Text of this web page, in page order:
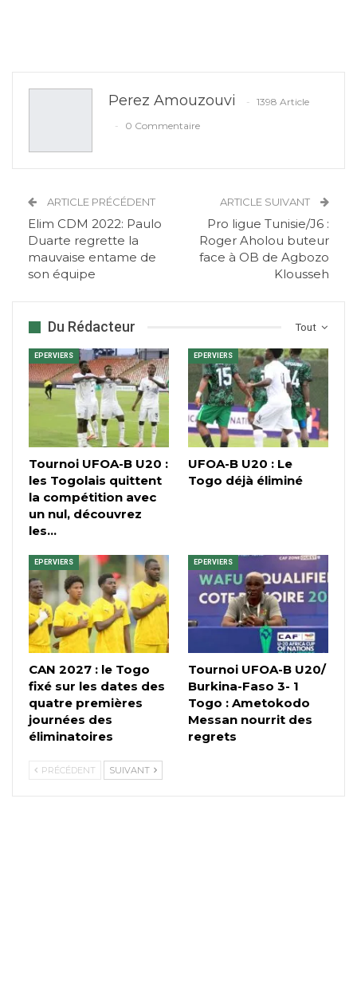
Perez Amouzouvi
1398 Article
0 Commentaire
ARTICLE PRÉCÉDENT
Elim CDM 2022: Paulo
Duarte regrette la
mauvaise entame de
son équipe
ARTICLE SUIVANT
Pro ligue Tunisie/J6 :
Roger Aholou buteur
face à OB de Agbozo
Klousseh
Tout
Du Rédacteur
EPERVIERS
Tournoi UFOA-B U20 :
les Togolais quittent
la compétition avec
un nul, découvrez
les…
EPERVIERS
UFOA-B U20 : Le
Togo déjà éliminé
EPERVIERS
CAN 2027 : le Togo
fixé sur les dates des
quatre premières
journées des
éliminatoires
EPERVIERS
Tournoi UFOA-B U20/
Burkina-Faso 3- 1
Togo : Ametokodo
Messan nourrit des
regrets
PRÉCÉDENT SUIVANT